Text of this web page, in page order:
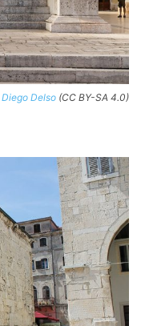
Diego Delso (CC BY-SA 4.0)